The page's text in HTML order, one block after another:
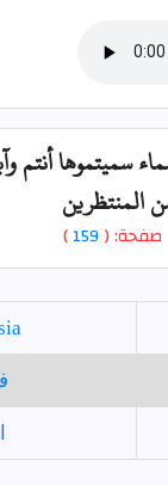
أنتم
المنتظرين
(
159
)